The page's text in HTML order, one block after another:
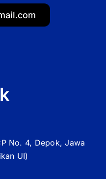
No. 4, Depok, Jawa
UI)